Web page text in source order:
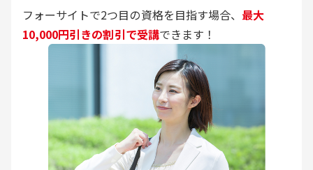
フォーサイトで2つ目の資格を目指す場合、 最大
10,000円引きの割引で受講できます！